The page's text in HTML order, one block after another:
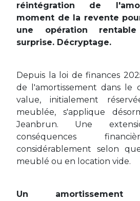
réintégration de
moment de la revente
une opération
surprise. Décryptage.
Depuis la loi de finances
de l'amortissement dans le
value, initialement
meublée, s'applique
Jeanbrun. Une
conséquences
considérablement selon
meublé ou en location vide.
Un amortissement